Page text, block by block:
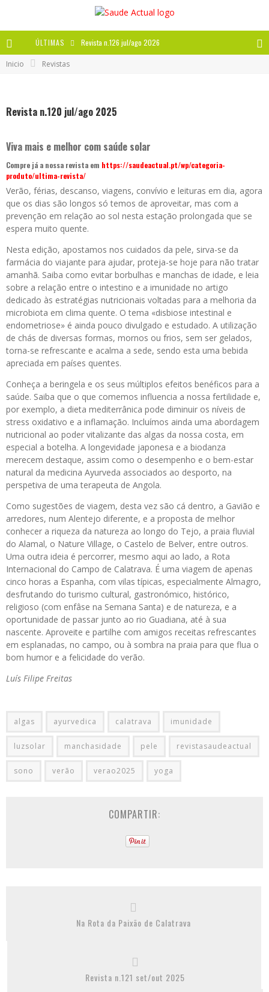
ÚLTIMAS Revista n.126 jul/ago 2026
A IMPORTÂNCIA DOS ANTIOXIDANTES
Inicio Revistas
Revista n.120 jul/ago 2025
Viva mais e melhor com saúde solar
Compre já a nossa revista em https://saudeactual.pt/wp/categoria-
produto/ultima-revista/
Verão, férias, descanso, viagens, convívio e leituras em dia, agora
que os dias são longos só temos de aproveitar, mas com a
prevenção em relação ao sol nesta estação prolongada que se
espera muito quente.
Nesta edição, apostamos nos cuidados da pele, sirva-se da
farmácia do viajante para ajudar, proteja-se hoje para não tratar
amanhã. Saiba como evitar borbulhas e manchas de idade, e leia
sobre a relação entre o intestino e a imunidade no artigo
dedicado às estratégias nutricionais voltadas para a melhoria da
microbiota em clima quente. O tema «disbiose intestinal e
endometriose» é ainda pouco divulgado e estudado. A utilização
de chás de diversas formas, mornos ou frios, sem ser gelados,
torna-se refrescante e acalma a sede, sendo esta uma bebida
apreciada em países quentes.
Conheça a beringela e os seus múltiplos efeitos benéficos para a
saúde. Saiba que o que comemos influencia a nossa fertilidade e,
por exemplo, a dieta mediterrânica pode diminuir os níveis de
stress oxidativo e a inflamação. Incluímos ainda uma abordagem
nutricional ao poder vitalizante das algas da nossa costa, em
especial a botelha. A longevidade japonesa e a biodanza
merecem destaque, assim como o desempenho e o bem-estar
natural da medicina Ayurveda associados ao desporto, na
perspetiva de uma terapeuta de Angola.
Como sugestões de viagem, desta vez são cá dentro, a Gavião e
arredores, num Alentejo diferente, e a proposta de melhor
conhecer a riqueza da natureza ao longo do Tejo, a praia fluvial
do Alamal, o Nature Village, o Castelo de Belver, entre outros.
Uma outra ideia é percorrer, mesmo aqui ao lado, a Rota
Internacional do Campo de Calatrava. É uma viagem de apenas
cinco horas a Espanha, com vilas típicas, especialmente Almagro,
desfrutando do turismo cultural, gastronómico, histórico,
religioso (com enfâse na Semana Santa) e de natureza, e a
oportunidade de passar junto ao rio Guadiana, até à sua
nascente. Aproveite e partilhe com amigos receitas refrescantes
em esplanadas, no campo, ou à sombra na praia para que flua o
bom humor e a felicidade do verão.
Luís Filipe Freitas
algas ayurvedica calatrava imunidade
luzsolar manchasidade pele revistasaudeactual
sono verão verao2025 yoga
COMPARTIR:
Na Rota da Paixão de Calatrava
Revista n.121 set/out 2025